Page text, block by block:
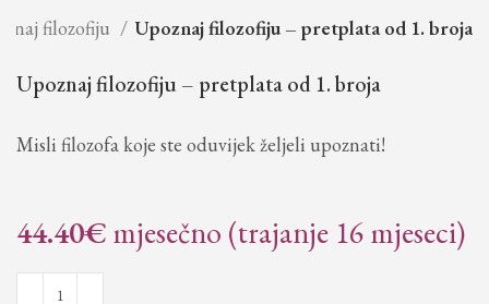
filozofiju Upoznaj filozofiju – pretplata od 1. broja
Upoznaj filozofiju – pretplata od 1. broja
Misli filozofa koje ste oduvijek željeli upoznati!
44.40€mjesečno (trajanje 16 mjeseci)